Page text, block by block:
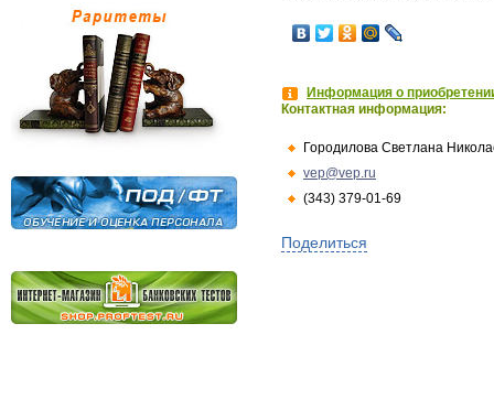
Информация о
Контактная информация:
Городилова Светлана
vep@vep.ru
(343) 379-01-69
Поделиться